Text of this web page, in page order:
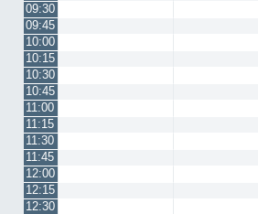
09:30
09:45
10:00
10:15
10:30
10:45
11:00
11:15
11:30
11:45
12:00
12:15
12:30